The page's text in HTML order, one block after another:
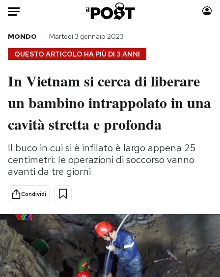
Auto
HOME
Italia
Politica
Tecnologia
Scienza
Cultura
Sport
Moda
Consumismi
Storie/Idee
Media
PODCAST
NEWSLETTER
QUESTO ARTICOLO HA PIÙ DI 3 ANNI
MONDO Martedì 3 gennaio 2023
In Vietnam si cerca di liberare
un bambino intrappolato in una
cavità stretta e profonda
Il buco in cui si è infilato è largo appena 25
centimetri: le operazioni di soccorso vanno
avanti da tre giorni
Condividi